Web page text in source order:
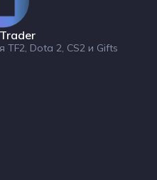
Dota 2, CS2 и Gifts